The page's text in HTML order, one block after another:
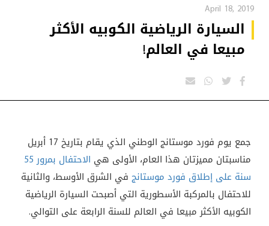
April 18, 2019
السيارة الرياضية الكوبيه الأكثر
مبيعا في العالم!
جمع يوم فورد موستانج الوطني الذي يقام بتاريخ 17 أبريل
مناسبتان مميزتان هذا العام، الأولى هي
الاحتفال بمرور 55
سنة على إطلاق فورد موستانج في الشرق الأوسط، والثانية
للاحتفال بالمركبة الأسطورية التي أصبحت السيارة الرياضية
الكوبيه الأكثر مبيعا في العالم للسنة الرابعة على التوالي.